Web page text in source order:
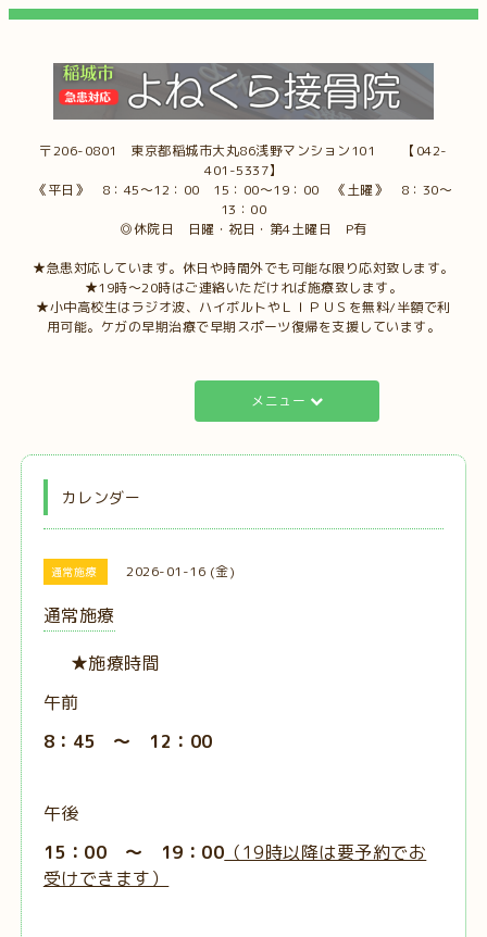
〒206-0801 東京都稲城市大丸86浅野マンション101 【042-
401-5337】
《平日》 8：45～12：00 15：00～19：00 《土曜》 8：30～
13：00
◎休院日 日曜・祝日・第4土曜日 P有
★急患対応しています。休日や時間外でも可能な限り応対致します。
★19時～20時はご連絡いただければ施療致します。
★小中高校生はラジオ波、ハイボルトやＬＩＰＵＳを無料/半額で利
用可能。ケガの早期治療で早期スポーツ復帰を支援しています。
メニュー
カレンダー
通常施療 2026-01-16 (金)
通常施療
★施療時間
午前
8：45 ～ 12：00
午後
15：00 ～ 19：00 （19時以降は要予約でお
受けできます）